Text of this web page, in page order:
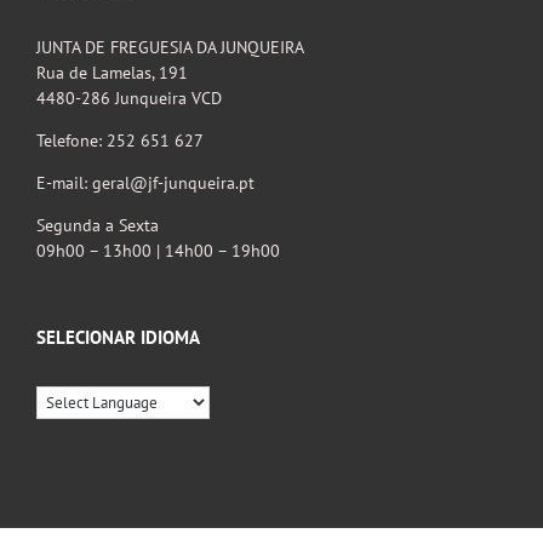
JUNTA DE FREGUESIA DA JUNQUEIRA
Rua de Lamelas, 191
4480-286 Junqueira VCD
Telefone: 252 651 627
E-mail: geral@jf-junqueira.pt
Segunda a Sexta
09h00 – 13h00 | 14h00 – 19h00
SELECIONAR IDIOMA